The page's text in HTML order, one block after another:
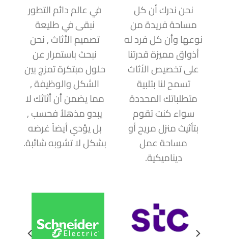
نحن ندرك أن كل
مساحة فريدة من
نوعها وأن كل فرد له
أذواق مميزة قدرتنا
على تخصيص الأثاث
تسمح لنا بتلبية
متطلباتك المحددة
سواء كنت تقوم
بتأثيث منزل مريح أو
مساحة عمل
ديناميكية.
في عالم دائم التطور
نبقى في طليعة
تصميم الأثاث , نحن
نبحث باستمرار عن
حلول مبتكرة تمزج بين
الشكل والوظيفة ,
مما يضمن أن أثاثك لا
يبدو مذهلاُ فحسب ,
بل يؤدي أيضاً غرضه
بشكل لا تشوبه شائبة.